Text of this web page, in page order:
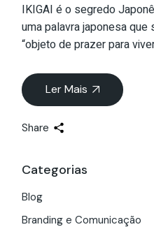
IKIGAI é o segredo
uma palavra japonesa que
“objeto de prazer para
Ler Mais
Share
Categorias
Blog
Branding e Comunicação